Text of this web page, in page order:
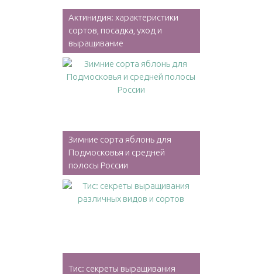
Актинидия: характеристики
сортов, посадка, уход и
выращивание
Зимние сорта яблонь для
Подмосковья и средней
полосы России
Тис: секреты выращивания